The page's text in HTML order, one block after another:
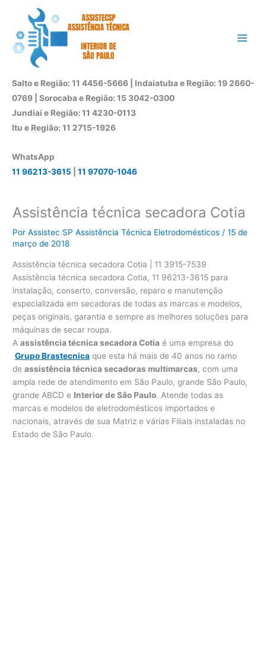
conteúdo
Salto e Região: 11 4456-5666 | Indaiatuba e Região: 19 2660-
0769 | Sorocaba e Região: 15 3042-0300
Jundiaí e Região: 11 4230-0113
Itu e Região: 11 2715-1926
WhatsApp
11 96213-3615
11 97070-1046
Assistência técnica secadora Cotia
PorAssistec SP Assistência Técnica Eletrodomésticos/15 de
março de 2018
Assistência técnica secadora Cotia | 11 3915-7539
Assistência técnica secadora Cotia, 11 96213-3615 para
instalação, conserto, conversão, reparo e manutenção
especializada em secadoras de todas as marcas e modelos,
peças originais, garantia e sempre as melhores soluções para
máquinas de secar roupa.
Aassistência técnica secadora Cotia é uma empresa do
Grupo Brastecnica que esta há mais de 40 anos no ramo
deassistência técnica secadoras multimarcas, com uma
ampla rede de atendimento em São Paulo, grande São Paulo,
grande ABCD e Interior de São Paulo. Atende todas as
marcas e modelos de eletrodomésticos importados e
nacionais, através de sua Matriz e várias Filiais instaladas no
Estado de São Paulo.